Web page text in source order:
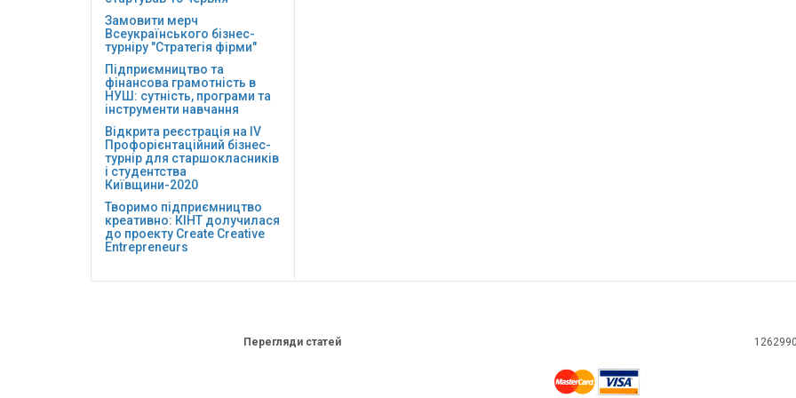
Замовити мерч
Всеукраїнського бізнес-
турніру "Стратегія фірми"
Підприємництво та
фінансова грамотність в
НУШ: сутність, програми та
інструменти навчання
Відкрита реєстрація на ІV
Профорієнтаційний бізнес-
турнір для старшокласників
і студентства
Київщини-2020
Творимо підприємництво
креативно: КІНТ долучилася
до проекту Сreate Creative
Entrepreneurs
Перегляди статей